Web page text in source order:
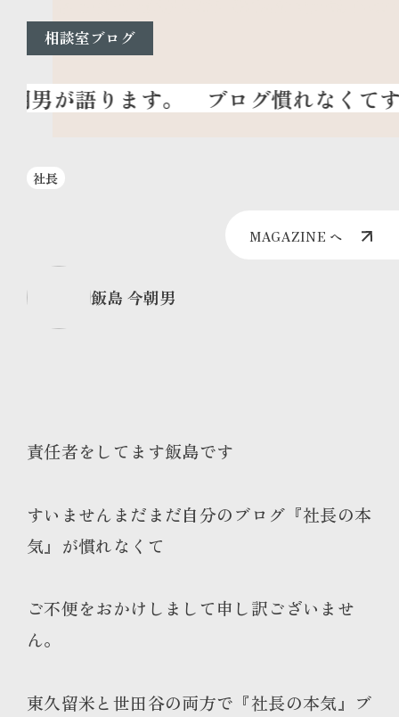
相談室ブログ
ブログ慣れなくて
社長
MAGAZINE へ
飯島 今朝男
責任者をしてます飯島です
すいませんまだまだ自分のブログ『社長の本
気』が慣れなくて
ご不便をおかけしまして申し訳ございませ
ん。
東久留米と世田谷の両方で『社長の本気』ブ